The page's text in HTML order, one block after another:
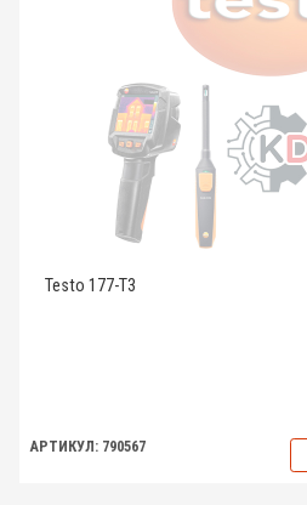
Testo 177-T3
АРТИКУЛ: 790567